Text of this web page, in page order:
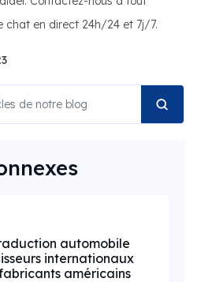
chat en direct 24h/24 et 7j/7.
automobile
internationaux
américains